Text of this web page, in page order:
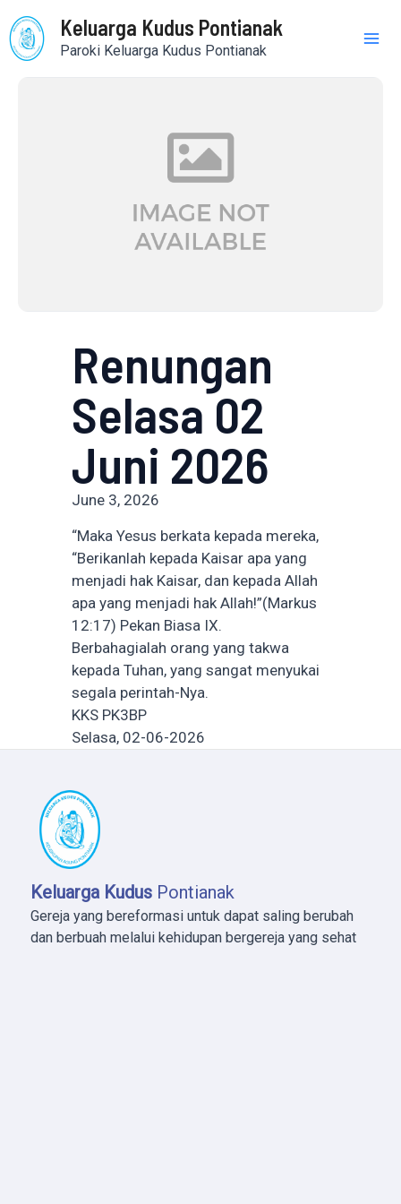
to
content
Keluarga Kudus Pontianak
Paroki Keluarga Kudus Pontianak
Renungan
Selasa 02
Juni 2026
June 3, 2026
“Maka Yesus berkata kepada mereka,
“Berikanlah kepada Kaisar apa yang
menjadi hak Kaisar, dan kepada Allah
apa yang menjadi hak Allah!”(Markus
12:17) Pekan Biasa IX.
Berbahagialah orang yang takwa
kepada Tuhan, yang sangat menyukai
segala perintah-Nya.
KKS PK3BP
Selasa, 02-06-2026
Keluarga Kudus Pontianak
Gereja yang bereformasi untuk dapat saling berubah
dan berbuah melalui kehidupan bergereja yang sehat